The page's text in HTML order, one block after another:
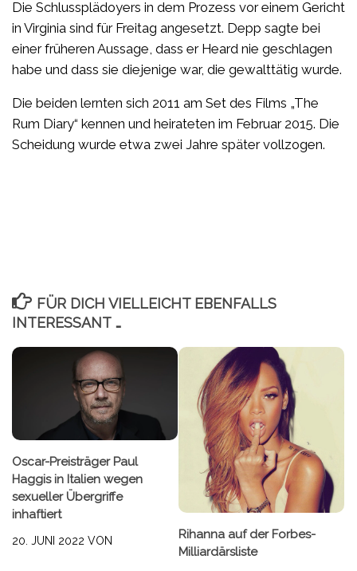
Die Schlussplädoyers in dem Prozess vor einem Gericht
in Virginia sind für Freitag angesetzt. Depp sagte bei
einer früheren Aussage, dass er Heard nie geschlagen
habe und dass sie diejenige war, die gewalttätig wurde.
Die beiden lernten sich 2011 am Set des Films „The
Rum Diary“ kennen und heirateten im Februar 2015. Die
Scheidung wurde etwa zwei Jahre später vollzogen.
FÜR DICH VIELLEICHT EBENFALLS
INTERESSANT …
Oscar-Preisträger Paul
Haggis in Italien wegen
sexueller Übergriffe
inhaftiert
20. JUNI 2022 VON
Rihanna auf der Forbes-
Milliardärsliste